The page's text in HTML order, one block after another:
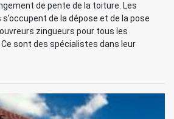
de pente de la toiture. Les
de la dépose et de la pose
zingueurs pour tous les
sont des spécialistes dans leur